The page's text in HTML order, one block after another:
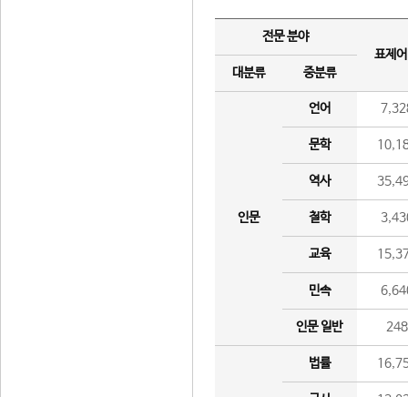
전문 분야
표제
대분류
중분류
인문
언어
문학
역사
철학
교육
민속
인문 일반 248
법률